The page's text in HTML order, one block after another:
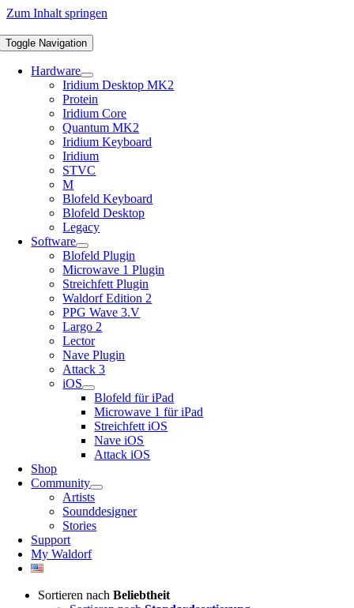
Zum Inhalt springen
Toggle Navigation
Hardware
Iridium Desktop MK2
Protein
Iridium Core
Quantum MK2
Iridium Keyboard
Iridium
STVC
M
Blofeld Keyboard
Blofeld Desktop
Legacy
Software
Blofeld Plugin
Microwave 1 Plugin
Streichfett Plugin
Waldorf Edition 2
PPG Wave 3.V
Largo 2
Lector
Nave Plugin
Attack 3
iOS
Blofeld für iPad
Microwave 1 für iPad
Streichfett iOS
Nave iOS
Attack iOS
Shop
Community
Artists
Sounddesigner
Stories
Support
My Waldorf
Sortieren nach Beliebtheit